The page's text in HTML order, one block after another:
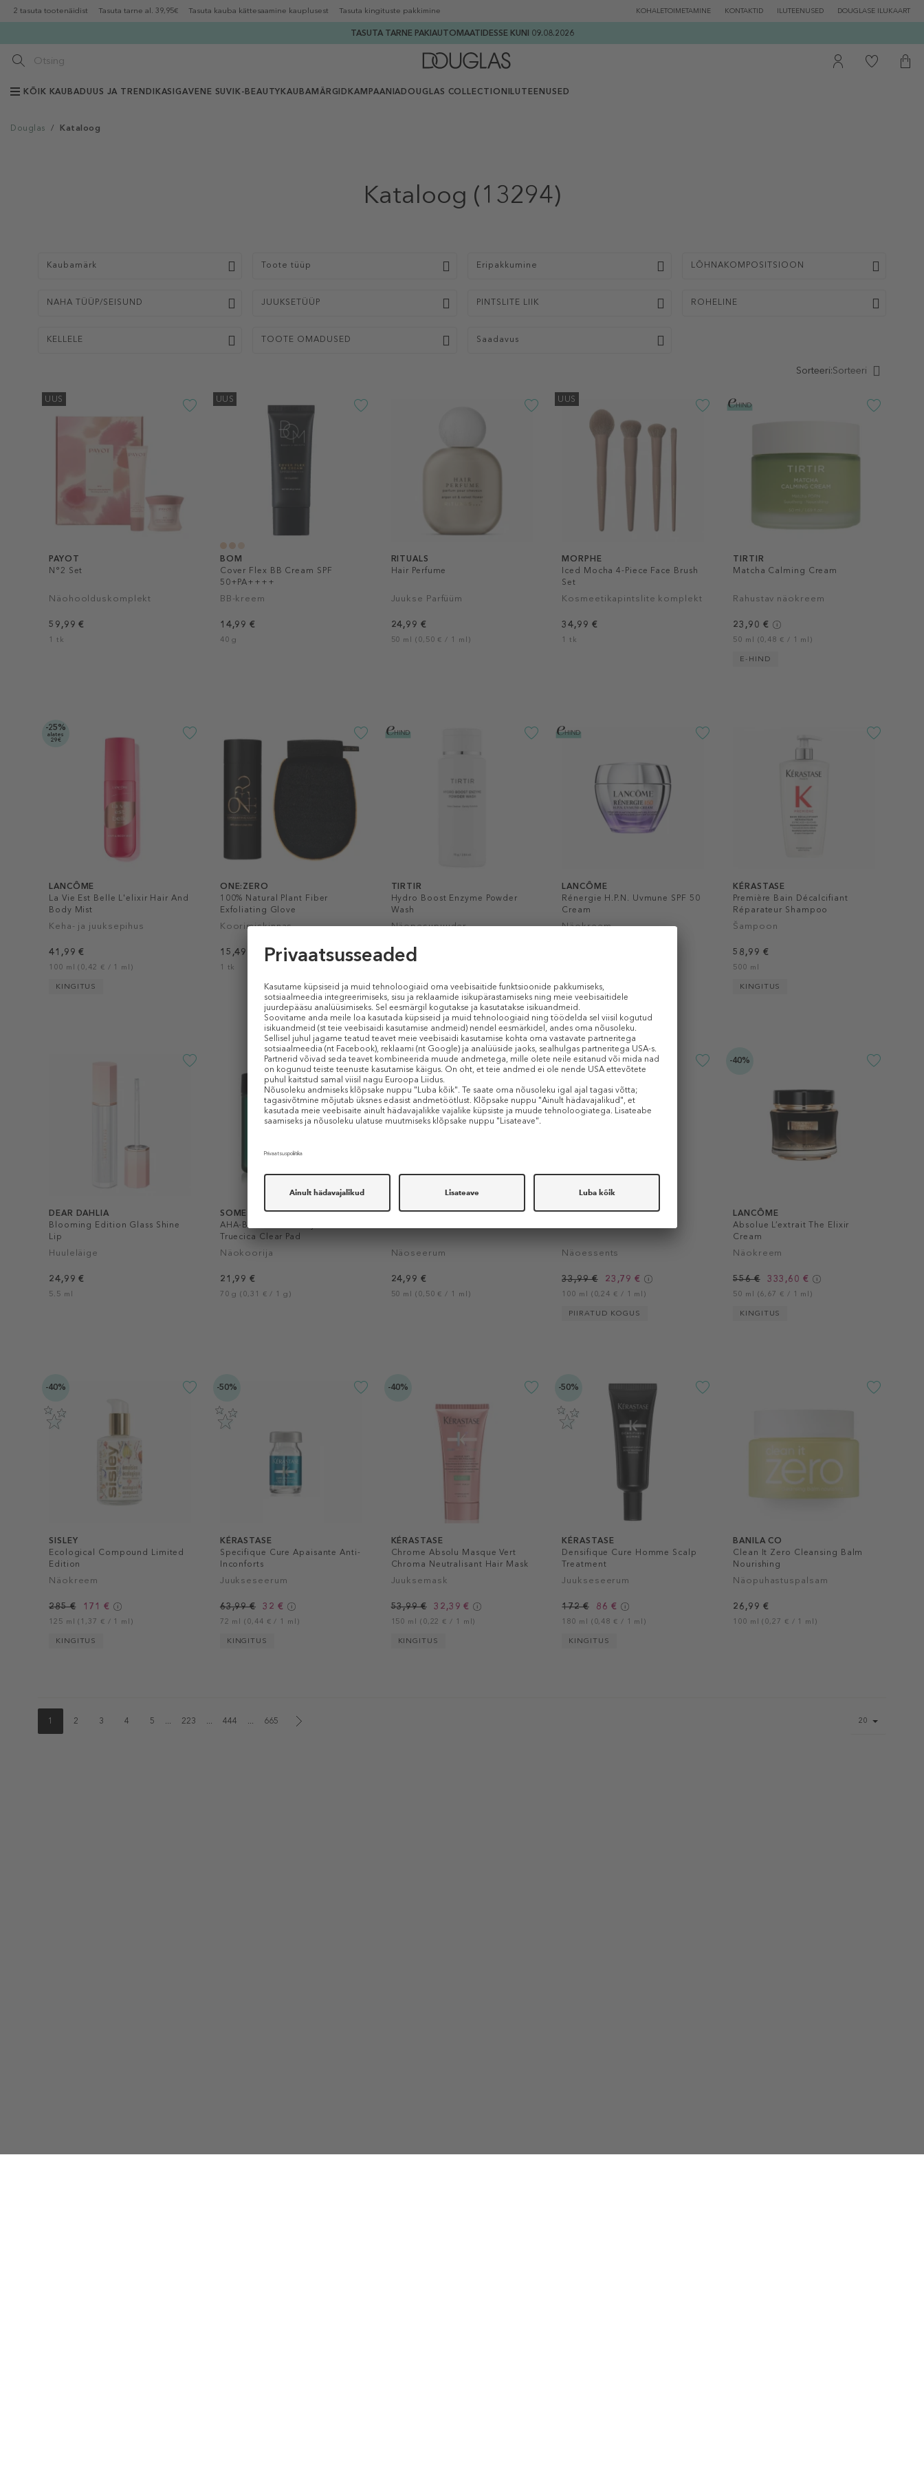
2 tasuta tootenäidist Tasuta tarne al. 39,95€ Tasuta kauba kättesaamine kauplusest Tasuta kingituste pakkimine KOHALETOIMETAMINE KONTAKTID ILUTEENUSED DOUGLASE ILUKAART
TASUTA TARNE PAKIAUTOMAATIDESSE KUNI 09.08.2026
KÕIK KAUBADUUS JA TRENDIKAS IGAVENE SUVI K-BEAUTY KAUBAMÄRGID KAMPAANIADOUGLAS COLLECTION ILUTEENUSED
Douglas / Kataloog
Kataloog (13294)
Kaubamärk Toote tüüp Eripakkumine LÕHNAKOMPOSITSIOON
NAHA TÜÜP/SEISUND JUUKSETÜÜP PINTSLITE LIIK ROHELINE
KELLELE TOOTE OMADUSED Saadavus
Sorteeri:Sorteeri
UUS
PAYOT
N°2 Set
Näohoolduskomplekt
59,99 €
1 tk
UUS
BOM
Cover Flex BB Cream SPF
50+PA++++
BB-kreem
14,99 €
40 g
RITUALS
Hair Perfume
Juukse Parfüüm
24,99 €
50 ml (0,50 € / 1 ml)
UUS
MORPHE
Iced Mocha 4-Piece Face Brush
Set
Kosmeetikapintslite komplekt
34,99 €
1 tk
TIRTIR
Matcha Calming Cream
Rahustav näokreem
23,90 €
50 ml (0,48 € / 1 ml)
E-HIND
-25%
alates
29€
LANCÔME
La Vie Est Belle L'elixir Hair And
Body Mist
Keha- ja juuksepihus
41,99 €
100 ml (0,42 € / 1 ml)
KINGITUS
ONE:ZERO
100% Natural Plant Fiber
Exfoliating Glove
Koorimiskinnas
15,49 €
1 tk
TIRTIR
Hydro Boost Enzyme Powder
Wash
Näopesupuuder
14,50 €
E-HIND
LANCÔME
Rénergie H.P.N. Uvmune SPF 50
Cream
Näokreem
E-HIND
KÉRASTASE
Première Bain Décalcifiant
Réparateur Shampoo
Šampoon
58,99 €
500 ml
KINGITUS
DEAR DAHLIA
Blooming Edition Glass Shine
Lip
Huuleläige
24,99 €
5.5 ml
SOME BY MI
AHA-BHA-PHA 30 Days Miracle
Truecica Clear Pad
Näokoorija
21,99 €
70 g (0,31 € / 1 g)
NACIFIC
Näoseerum
24,99 €
50 ml (0,50 € / 1 ml)
-30%
MIXSOON
Näoessents
33,99 € 23,79 €
100 ml (0,24 € / 1 ml)
PIIRATUD KOGUS
-40%
LANCÔME
Absolue L’extrait The Elixir
Cream
Näokreem
556 € 333,60 €
50 ml (6,67 € / 1 ml)
KINGITUS
-40%
SISLEY
Ecological Compound Limited
Edition
Näokreem
285 € 171 €
125 ml (1,37 € / 1 ml)
KINGITUS
-50%
KÉRASTASE
Specifique Cure Apaisante Anti-
Inconforts
Juukseseerum
63,99 € 32 €
72 ml (0,44 € / 1 ml)
KINGITUS
-40%
KÉRASTASE
Chrome Absolu Masque Vert
Chroma Neutralisant Hair Mask
Juuksemask
53,99 € 32,39 €
150 ml (0,22 € / 1 ml)
KINGITUS
-50%
KÉRASTASE
Densifique Cure Homme Scalp
Treatment
Juukseseerum
172 € 86 €
180 ml (0,48 € / 1 ml)
KINGITUS
BANILA CO
Clean It Zero Cleansing Balm
Nourishing
Näopuhastuspalsam
26,99 €
100 ml (0,27 € / 1 ml)
1 2 3 4 5 ... 223 ... 444 ... 665
size
20